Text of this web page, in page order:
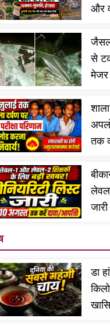
और
से
मेजर
तक
लेवल
जारी
डा